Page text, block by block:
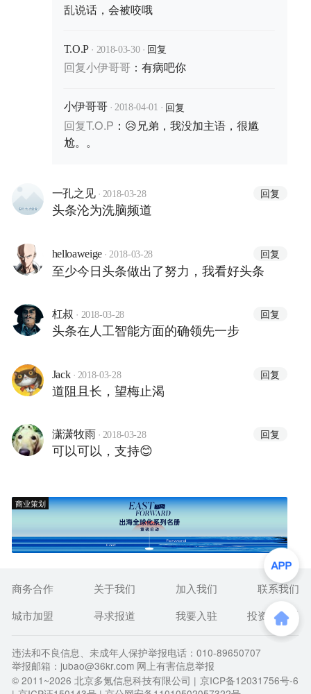
乱说话，会被咬哦
T.O.P · 2018-03-30 · 回复
回复小伊哥哥 ： 有病吧你
小伊哥哥 · 2018-04-01 · 回复
回复T.O.P ： 😥兄弟，我没加主语，很尴
尬。。
一孔之见 · 2018-03-28 回复
头条沦为洗脑频道
helloaweige · 2018-03-28 回复
至少今日头条做出了努力，我看好头条
杠叔 · 2018-03-28 回复
头条在人工智能方面的确领先一步
Jack · 2018-03-28 回复
道阻且长，望梅止渴
潇潇牧雨 · 2018-03-28 回复
可以可以，支持😊
商业策划
商务合作 关于我们 加入我们
联系我们
城市加盟
寻求报道 我要入驻 投资者关系
违法和不良信息、未成年人保护举报电话：010-89650707
举报邮箱：jubao@36kr.com 网上有害信息举报
© 2011~2026 北京多氪信息科技有限公司 | 京ICP备12031756号-6